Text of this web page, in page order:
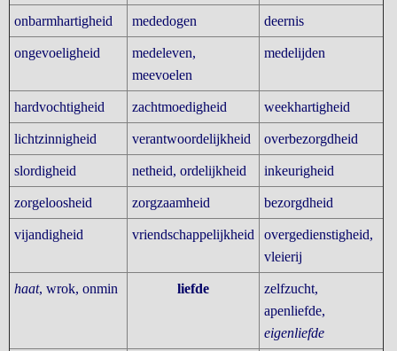
onbarmhartigheid mededogen deernis
ongevoeligheid
medeleven,
meevoelen
medelijden
hardvochtigheid zachtmoedigheid weekhartigheid
lichtzinnigheid verantwoordelijkheid overbezorgdheid
slordigheid netheid, ordelijkheid inkeurigheid
zorgeloosheid zorgzaamheid bezorgdheid
vijandigheid vriendschappelijkheid
overgedienstigheid,
vleierij
haat, wrok, onmin liefde
zelfzucht,
apenliefde,
eigenliefde